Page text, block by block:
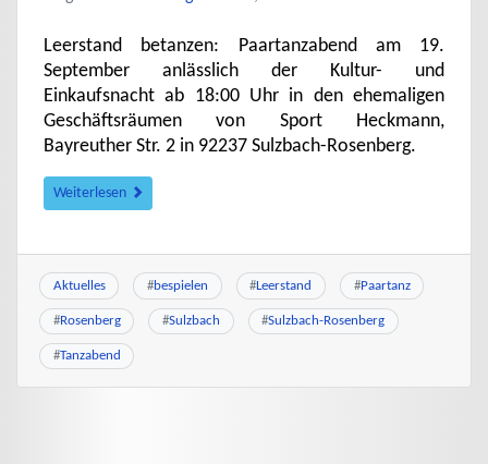
Leerstand betanzen: Paartanzabend am 19.
September anlässlich der Kultur- und
Einkaufsnacht ab 18:00 Uhr in den ehemaligen
Geschäftsräumen von Sport Heckmann,
Bayreuther Str. 2 in 92237 Sulzbach-Rosenberg.
Weiterlesen
Aktuelles #bespielen #Leerstand #Paartanz
#Rosenberg #Sulzbach #Sulzbach-Rosenberg
#Tanzabend